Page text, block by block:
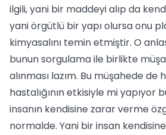
ilgili, yani bir maddeyi alıp da
yani örgütlü bir yapı olursa onu
kimyasalını temin etmiştir. O
bunun sorgulama ile birlikte
alınması lazım. Bu müşahede de
hastalığının etkisiyle mi yapıyor
insanın kendisine zarar verme
normalde. Yani bir insan